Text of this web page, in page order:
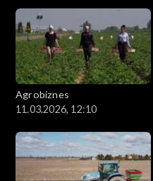
Agrobiznes
11.03.2026, 12:10